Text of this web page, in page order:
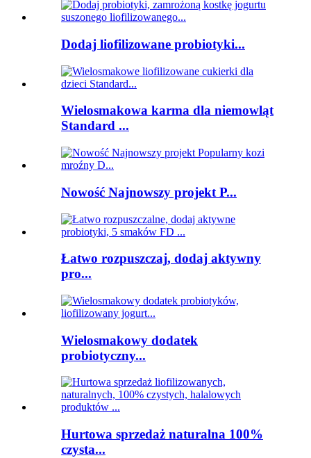
Dodaj liofilizowane probiotyki...
Wielosmakowa karma dla niemowląt
Standard ...
Nowość Najnowszy projekt P...
Łatwo rozpuszczaj, dodaj aktywny
pro...
Wielosmakowy dodatek
probiotyczny...
Hurtowa sprzedaż naturalna 100%
czysta...